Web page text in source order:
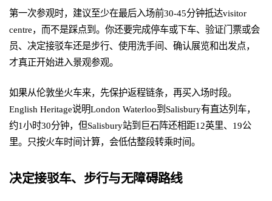
第一次参观时，建议至少在最后入场前30-45分钟抵达visitor
centre，而不是踩点到。你还要完成停车或下车、验证门票或会
员、决定接驳车还是步行、使用洗手间、确认展览和出发点，
才真正开始进入景观参观。
如果从伦敦坐火车来，先保护返程链条，再买入场时段。
English Heritage说明London Waterloo到Salisbury有直达列车，
约1小时30分钟，但Salisbury站到巨石阵还相距12英里、19公
里。只按火车时间计算，会低估整段转乘时间。
决定接驳车、步行与无障碍路线